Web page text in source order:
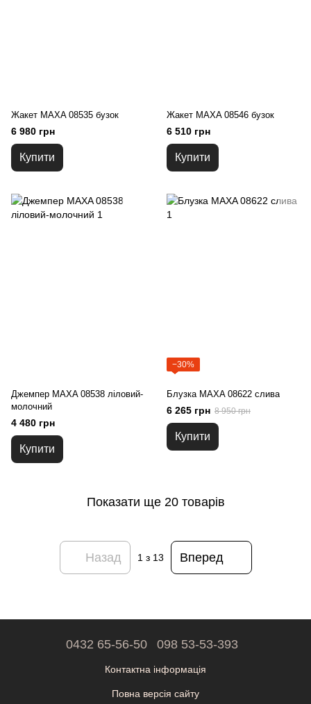
Жакет MAXA 08535 бузок
6 980 грн
Купити
Жакет MAXA 08546 бузок
6 510 грн
Купити
Джемпер MAXA 08538 ліловий-
молочний
4 480 грн
Купити
−30%
Блузка MAXA 08622 слива
6 265 грн 8 950 грн
Купити
Показати ще 20 товарів
Назад 1з 13 Вперед
0432 65-56-50 098 53-53-393
Контактна інформація
Повна версія сайту